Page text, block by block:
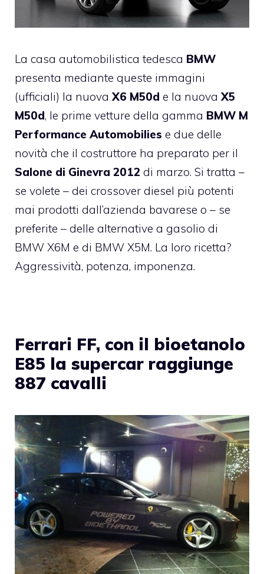
La casa automobilistica tedesca BMW
presenta mediante queste immagini
(ufficiali) la nuovaX6 M50d e la nuovaX5
M50d, le prime vetture della gamma BMW M
Performance Automobilies e due delle
novità che il costruttore ha preparato per il
Salone di Ginevra 2012 di marzo. Si tratta –
se volete – dei crossover diesel più potenti
mai prodotti dall’azienda bavarese o – se
preferite – delle alternative a gasolio di
BMW X6M e di BMW X5M. La loro ricetta?
Aggressività, potenza, imponenza.
Ferrari FF, con il bioetanolo
E85 la supercar raggiunge
887 cavalli